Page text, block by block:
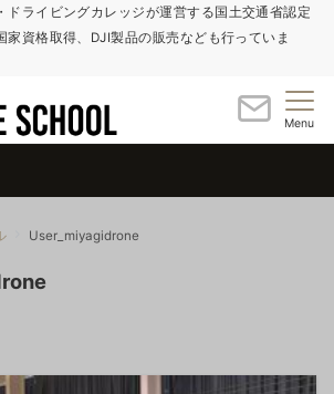
ドライビングカレッジが運営する国土交通省認定
家資格取得、DJI製品の販売なども行っていま
Menu
User_miyagidrone